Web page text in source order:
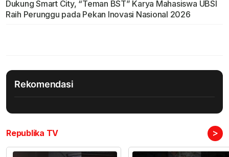
Dukung Smart City, “Teman BST” Karya Mahasiswa UBSI
Raih Perunggu pada Pekan Inovasi Nasional 2026
Rekomendasi
Republika TV >